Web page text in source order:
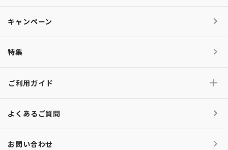
キャンペーン
特集
ご利用ガイド
よくあるご質問
お問い合わせ